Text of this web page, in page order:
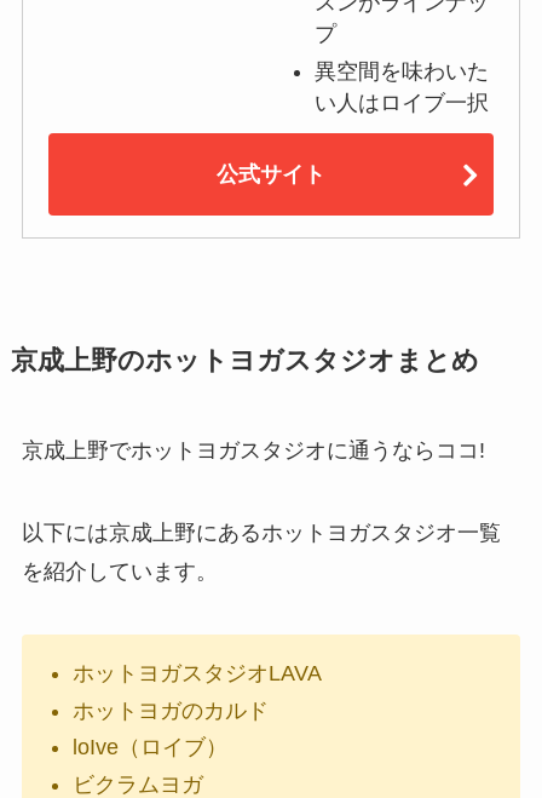
プ
異空間を味わいた
い人はロイブ一択
公式サイト
京成上野のホットヨガスタジオまとめ
京成上野でホットヨガスタジオに通うならココ!
以下には京成上野にあるホットヨガスタジオ一覧
を紹介しています。
ホットヨガスタジオLAVA
ホットヨガのカルド
loIve（ロイブ）
ビクラムヨガ